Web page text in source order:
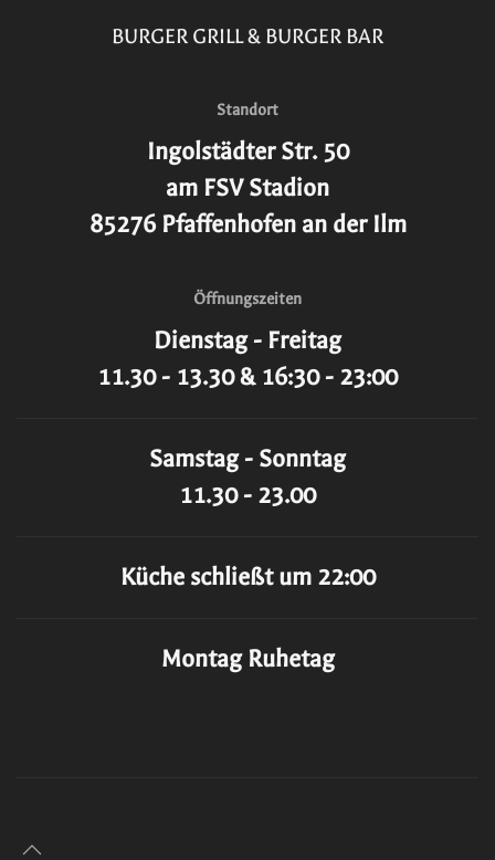
BURGER GRILL & BURGER BAR
Standort
Ingolstädter Str. 50
am FSV Stadion
85276 Pfaffenhofen an der Ilm
Öffnungszeiten
Dienstag - Freitag
11.30 - 13.30 & 16:30 - 23:00
Samstag - Sonntag
11.30 - 23.00
Küche schließt um 22:00
Montag Ruhetag